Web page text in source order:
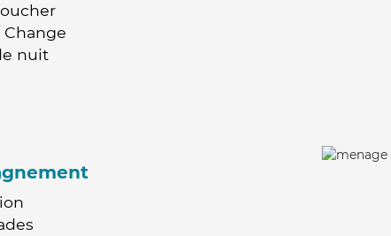
nuit